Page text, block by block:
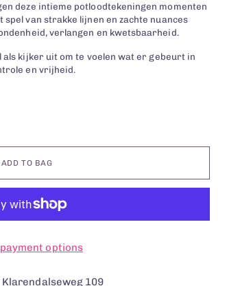
deze intieme potloodtekeningen momenten
spel van strakke lijnen en zachte nuances
verlangen en kwetsbaarheid.
kijker uit om te voelen wat er gebeurt in
en vrijheid.
ADD TO BAG
options
109